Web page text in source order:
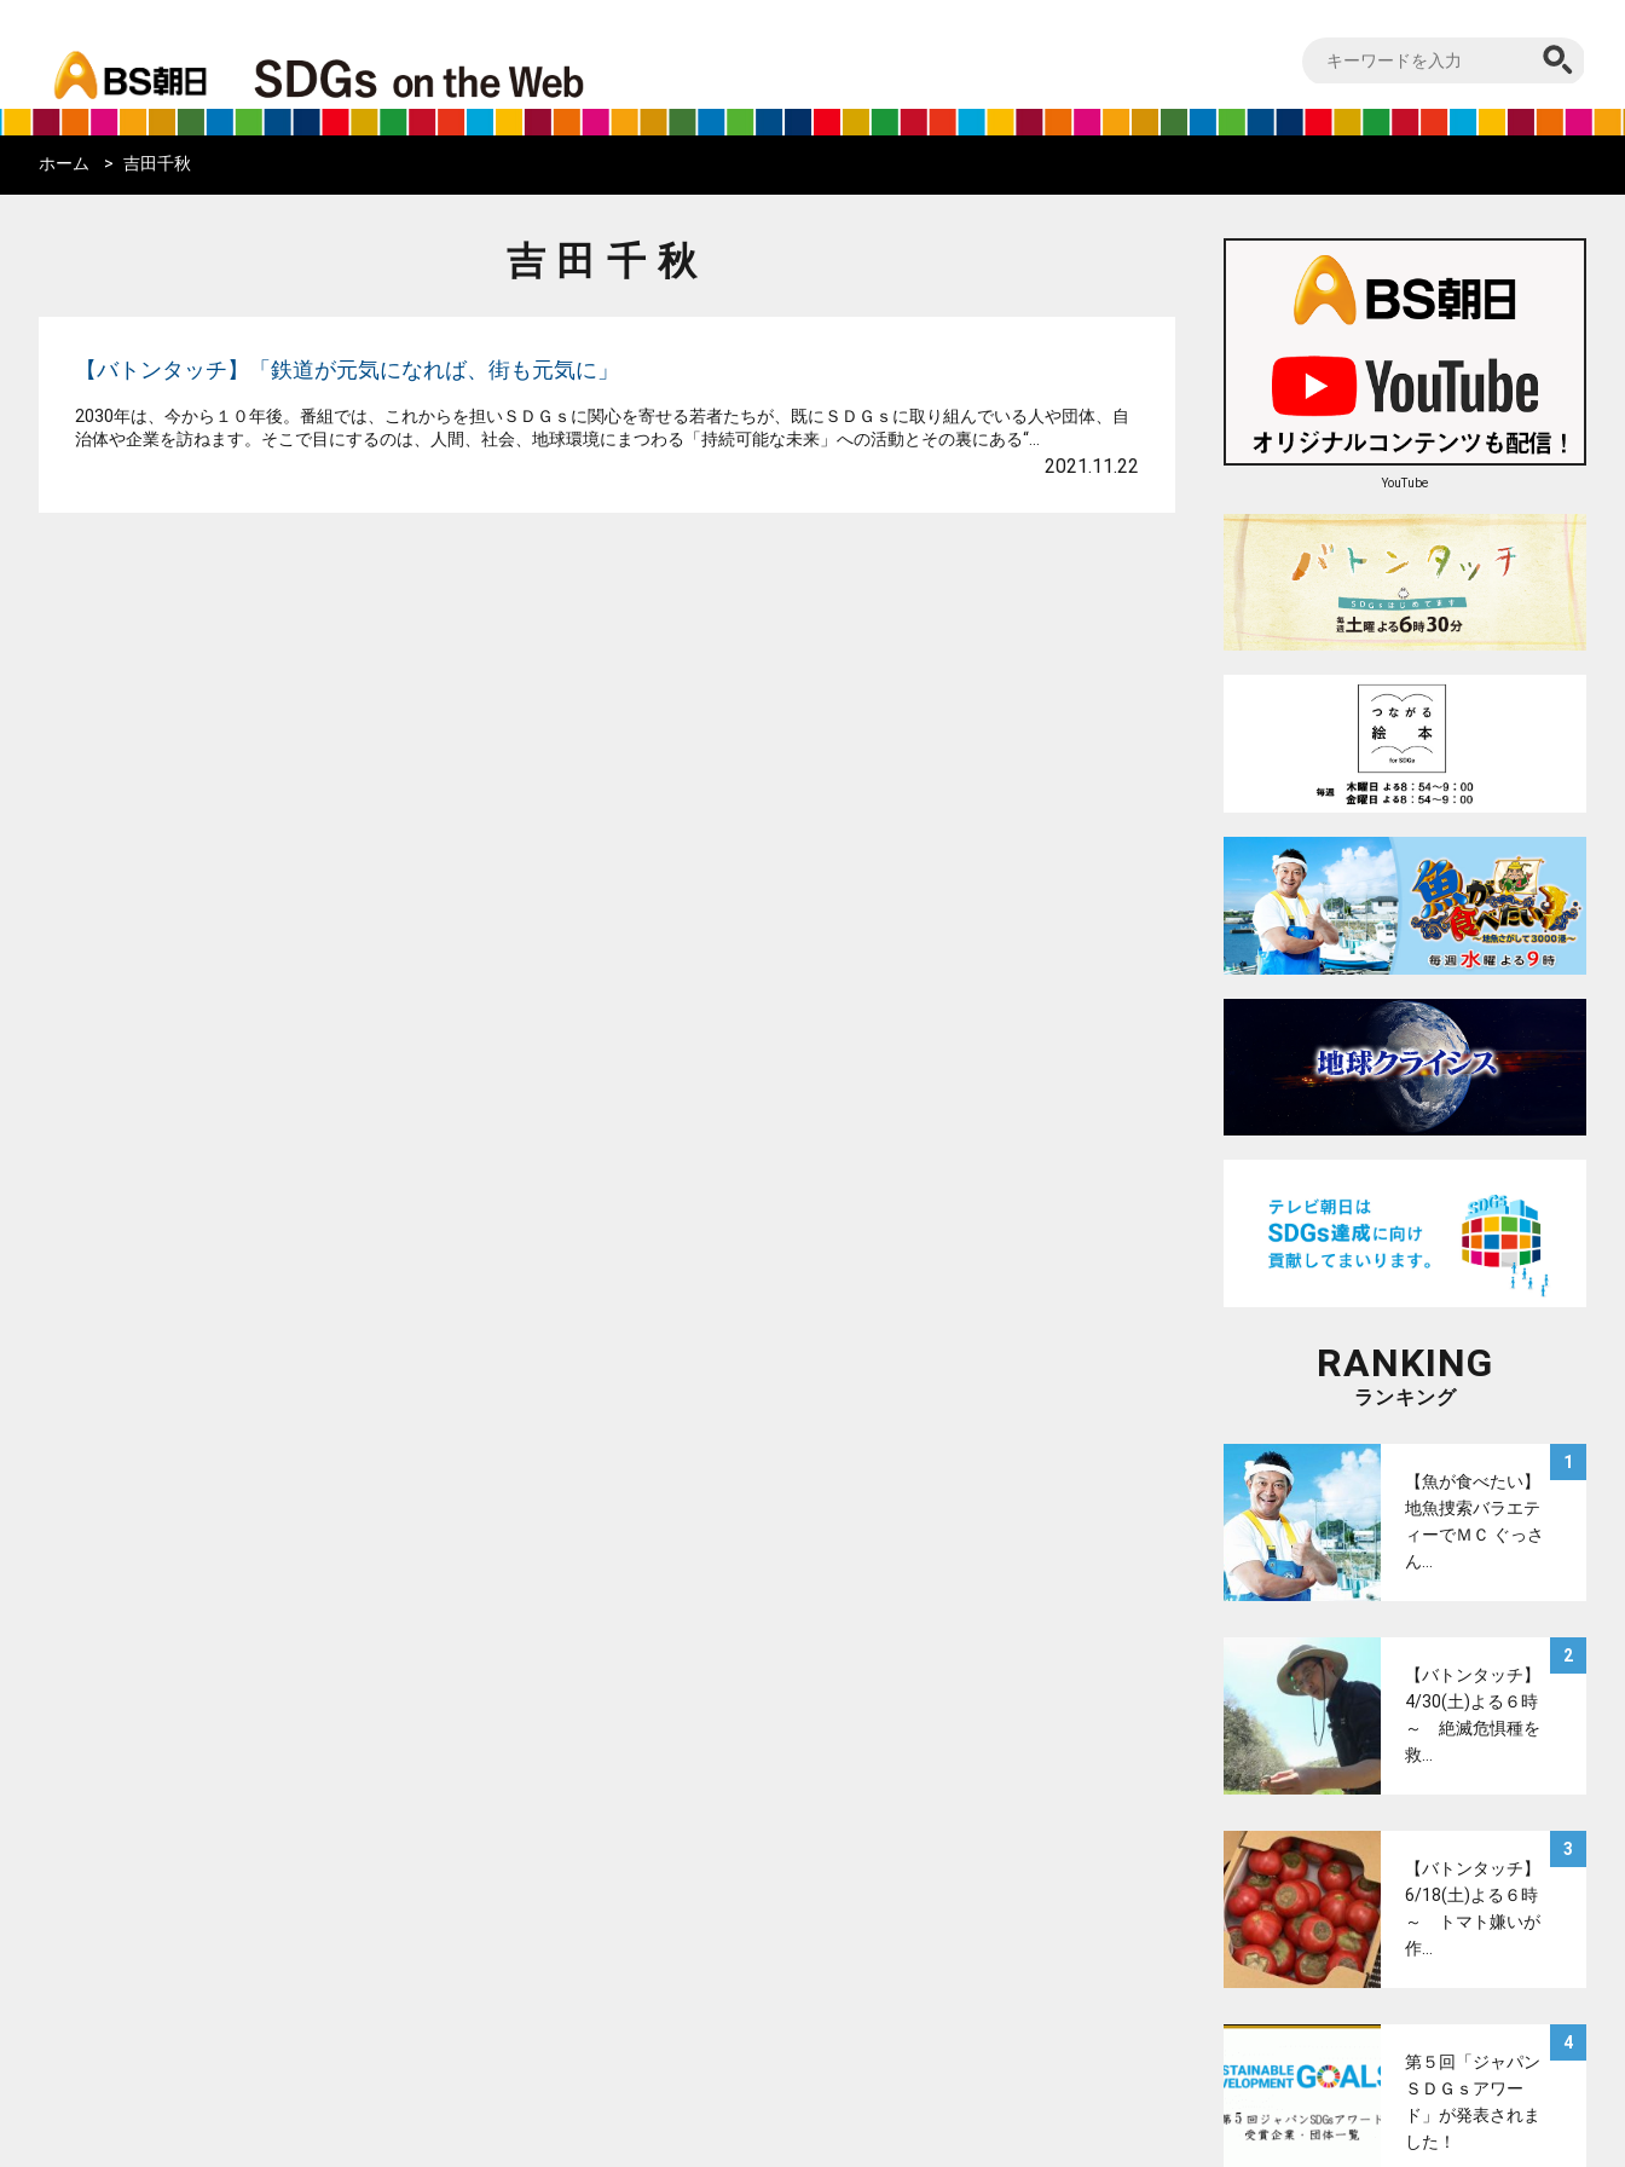
ホーム 吉田千秋
吉田千秋
【バトンタッチ】「鉄道が元気になれば、街も元気に」
2030年は、今から１０年後。番組では、これからを担いＳＤＧｓに関心を寄せる若者たちが、既にＳＤＧｓに取り組んでいる人や団体、自
治体や企業を訪ねます。そこで目にするのは、人間、社会、地球環境にまつわる「持続可能な未来」への活動とその裏にある“...
2021.11.22
YouTube
RANKING
ランキング
1
【魚が食べたい】
地魚捜索バラエテ
ィーでＭＣ ぐっさ
ん…
2
【バトンタッチ】
4/30(土)よる６時
～ 絶滅危惧種を
救…
3
【バトンタッチ】
6/18(土)よる６時
～ トマト嫌いが
作…
4
第５回「ジャパン
ＳＤＧｓアワー
ド」が発表されま
した！